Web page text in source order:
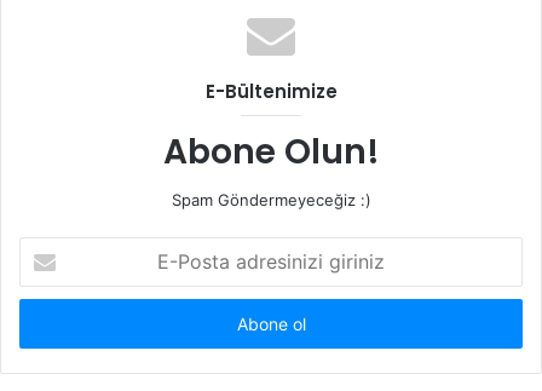
E-Bültenimize
Abone Olun!
Spam Göndermeyeceğiz :)
Posta
adresinizi